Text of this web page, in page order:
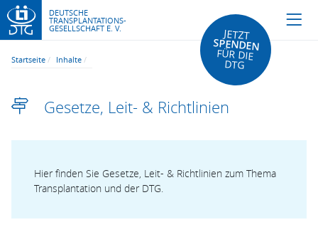
DEUTSCHE
TRANSPLANTATIONS-
GESELLSCHAFT E. V. JETZT
SPENDEN
FÜR DIE
DTG
Startseite Inhalte
Gesetze, Leit- & Richtlinien
Hier finden Sie Gesetze, Leit- & Richtlinien zum Thema
Transplantation und der DTG.